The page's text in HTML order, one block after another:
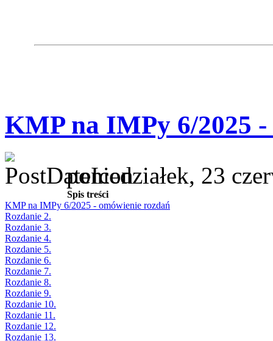
KMP na IMPy 6/2025
poniedziałek, 23
Spis treści
KMP na IMPy 6/2025 - omówienie rozdań
Rozdanie 2.
Rozdanie 3.
Rozdanie 4.
Rozdanie 5.
Rozdanie 6.
Rozdanie 7.
Rozdanie 8.
Rozdanie 9.
Rozdanie 10.
Rozdanie 11.
Rozdanie 12.
Rozdanie 13.